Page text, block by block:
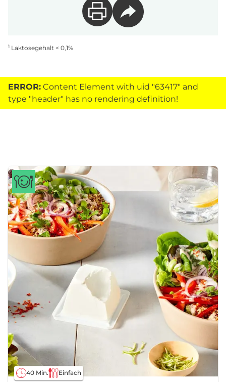
1 Laktosegehalt < 0,1%
ERROR: Content Element with uid "63417" and
type "header" has no rendering definition!
40 Min. Einfach